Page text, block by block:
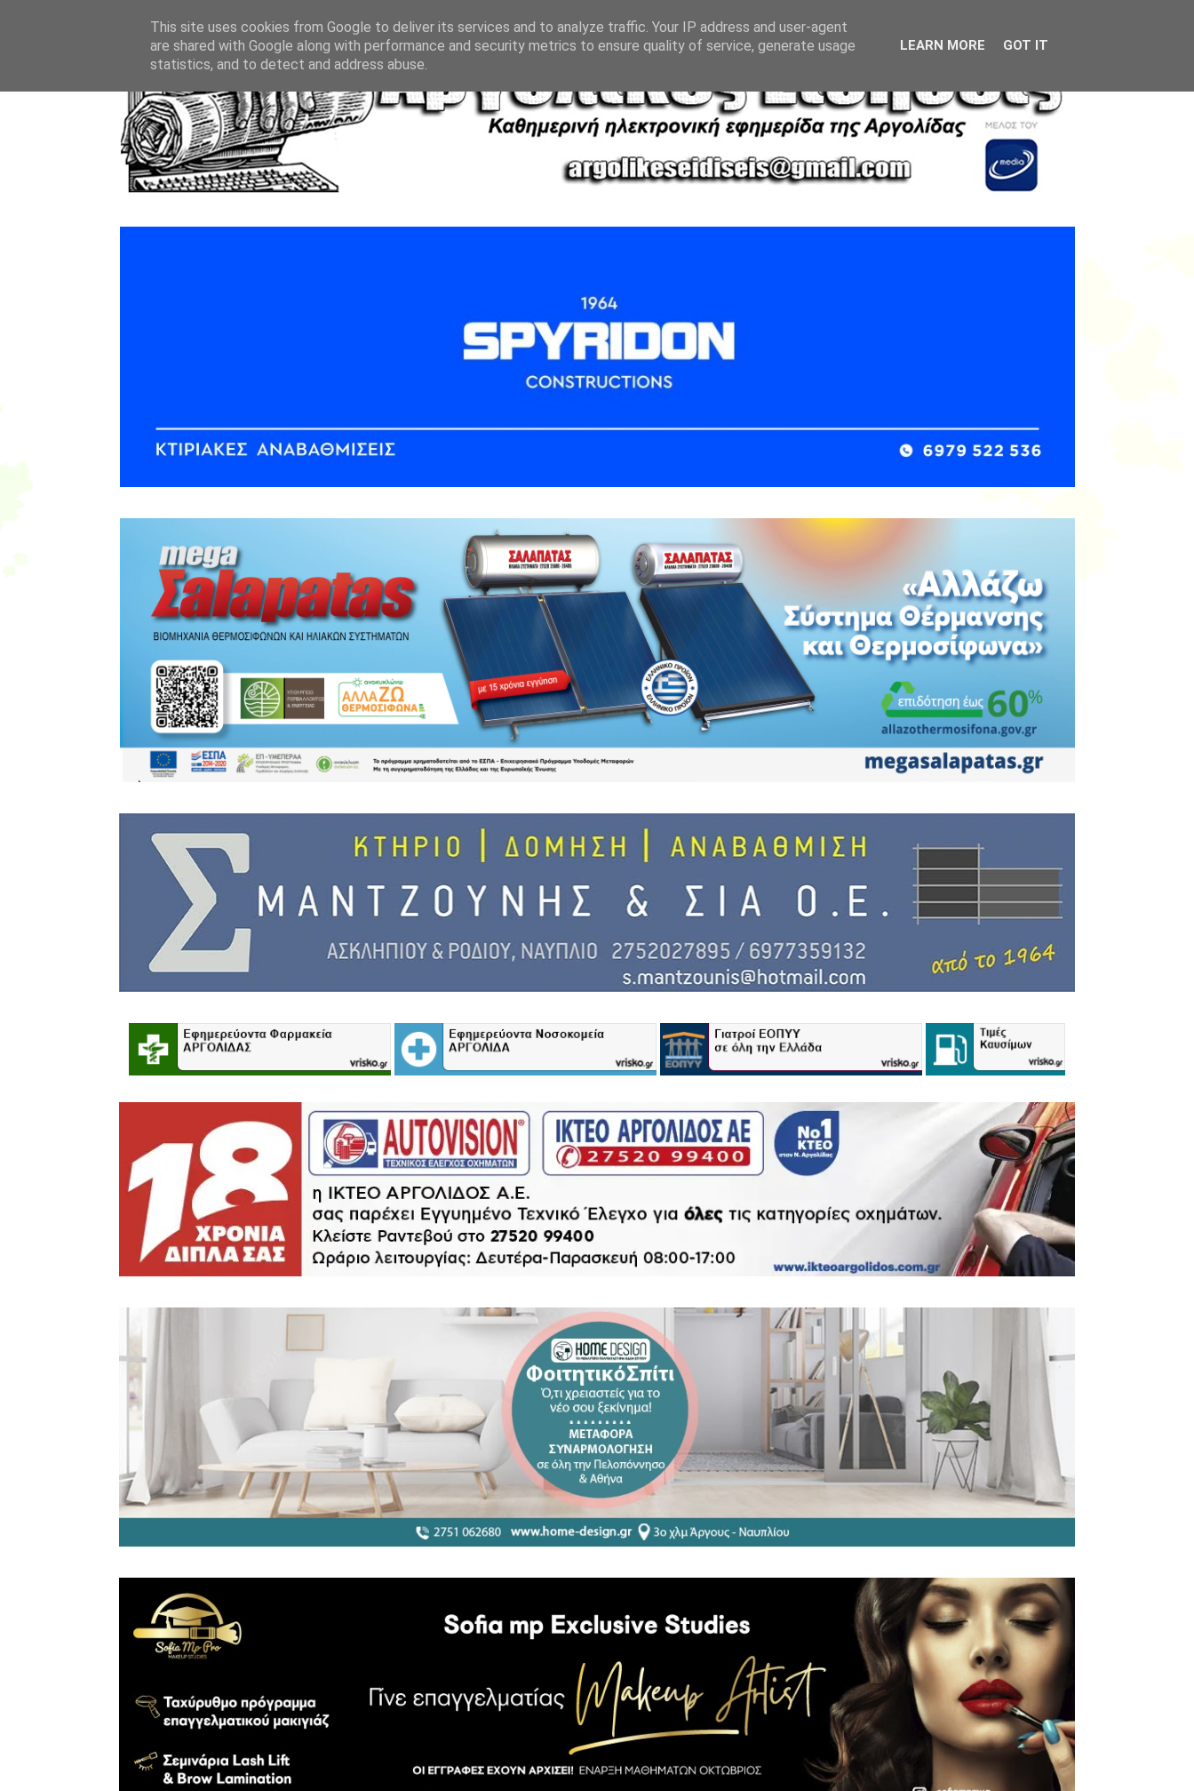
This site uses cookies from Google to deliver its services and to analyze traffic. Your IP address and user-agent
are shared with Google along with performance and security metrics to ensure quality of service, generate usage
statistics, and to detect and address abuse.
LEARN MORE GOT IT